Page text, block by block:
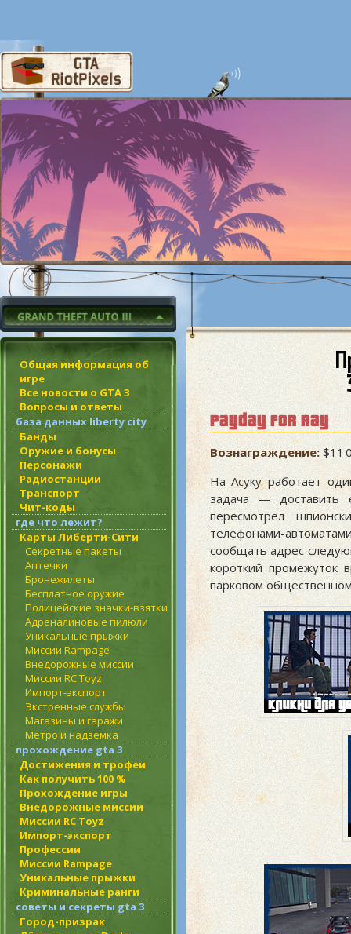
Общая информация об
игре
Все новости о GTA 3
Вопросы и ответы
база данных liberty city
Банды
Оружие и бонусы
Персонажи
Радиостанции
Транспорт
Чит-коды
где что лежит?
Карты Либерти-Сити
Секретные пакеты
Аптечки
Бронежилеты
Бесплатное оружие
Полицейские значки-взятки
Адреналиновые пилюли
Уникальные прыжки
Миссии Rampage
Внедорожные миссии
Миссии RC Toyz
Импорт-экспорт
Экстренные службы
Магазины и гаражи
Метро и надземка
прохождение gta 3
Достижения и трофеи
Как получить 100 %
Прохождение игры
Внедорожные миссии
Миссии RC Toyz
Импорт-экспорт
Профессии
Миссии Rampage
Уникальные прыжки
Криминальные ранги
советы и секреты gta 3
Город-призрак
payday for ray
Вознаграждение:$11
На Асуку работает
задача — доставить
пересмотрел
телефонами-
сообщать адрес
короткий промежуток
парковом